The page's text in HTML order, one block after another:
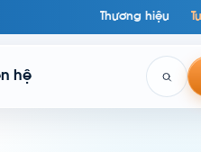
Thương hiệu
hệ